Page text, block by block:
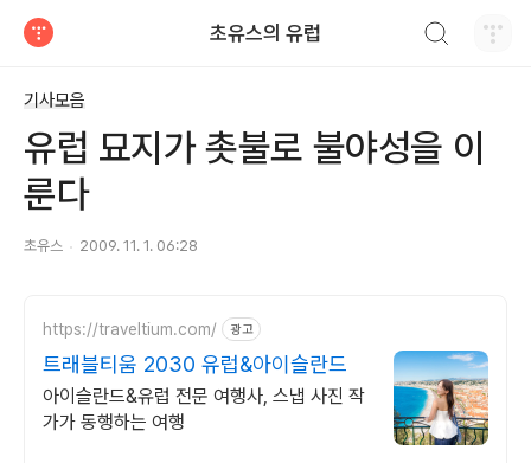
초유스의 유럽
기사모음
유럽 묘지가 촛불로 불야성을 이
룬다
초유스 2009. 11. 1. 06:28
https://traveltium.com/ 광고
트래블티움 2030 유럽&아이슬란드
아이슬란드&유럽 전문 여행사, 스냅 사진 작
가가 동행하는 여행